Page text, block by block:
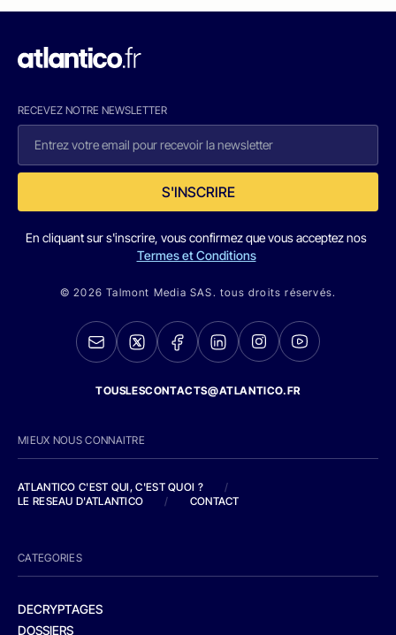
RECEVEZ NOTRE NEWSLETTER
S'INSCRIRE
En cliquant sur s'inscrire, vous confirmez que vous acceptez nos
Termes et Conditions
© 2026 Talmont Media SAS. tous droits réservés.
TOUSLESCONTACTS@ATLANTICO.FR
MIEUX NOUS CONNAITRE
ATLANTICO C'EST QUI, C'EST QUOI ?
/
LE RESEAU D'ATLANTICO
/ CONTACT
CATEGORIES
DECRYPTAGES
DOSSIERS